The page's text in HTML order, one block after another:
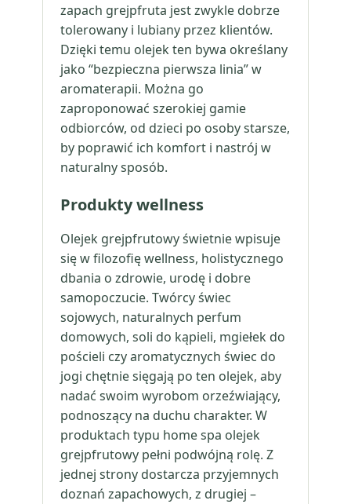
zapach grejpfruta jest zwykle dobrze
tolerowany i lubiany przez klientów.
Dzięki temu olejek ten bywa określany
jako “bezpieczna pierwsza linia” w
aromaterapii. Można go
zaproponować szerokiej gamie
odbiorców, od dzieci po osoby starsze,
by poprawić ich komfort i nastrój w
naturalny sposób.
Produkty wellness
Olejek grejpfrutowy świetnie wpisuje
się w filozofię wellness, holistycznego
dbania o zdrowie, urodę i dobre
samopoczucie. Twórcy świec
sojowych, naturalnych perfum
domowych, soli do kąpieli, mgiełek do
pościeli czy aromatycznych świec do
jogi chętnie sięgają po ten olejek, aby
nadać swoim wyrobom orzeźwiający,
podnoszący na duchu charakter. W
produktach typu home spa olejek
grejpfrutowy pełni podwójną rolę. Z
jednej strony dostarcza przyjemnych
doznań zapachowych, z drugiej –